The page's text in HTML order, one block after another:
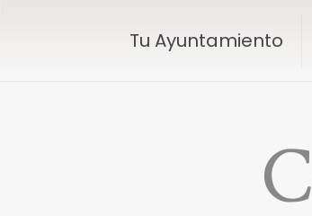
Tu Ayuntamiento